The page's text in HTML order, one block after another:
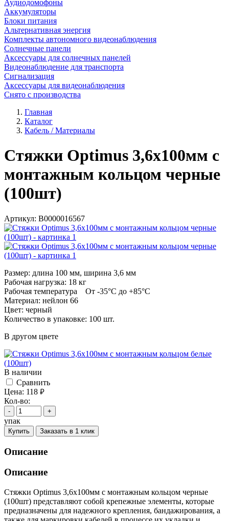
Аудиодомофоны
Аккумуляторы
Блоки питания
Альтернативная энергия
Комплекты автономного видеонаблюдения
Солнечные панели
Аксессуары для солнечных панелей
Видеонаблюдение для транспорта
Сигнализация
Аксессуары для видеонаблюдения
Снято с производства
Главная
Каталог
Кабель / Материалы
Стяжки Optimus 3,6x100мм с
монтажным кольцом черные
(100шт)
Артикул: В0000016567
Размер: длина 100 мм, ширина 3,6 мм
Рабочая нагрузка: 18 кг
Рабочая температура От -35°С до +85°С
Материал: нейлон 66
Цвет: черный
Количество в упаковке: 100 шт.
В другом цвете
В наличии
Cравнить
Цена: 118 руб.
Кол-во:
- +
упак
Купить Заказать в 1 клик
Описание
Описание
Стяжки Optimus 3,6x100мм с монтажным кольцом черные
(100шт) представляют собой крепежные элементы, которые
предназначены для надежного крепления, бандажирования, а